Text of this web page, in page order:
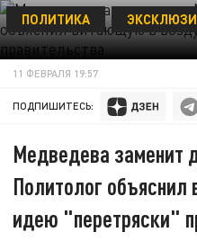
ПОЛИТИКА
11 ФЕВРАЛЯ 19:57
ПОДПИШИТЕСЬ:
Медведева заменит
Политолог
идею "перетряски"